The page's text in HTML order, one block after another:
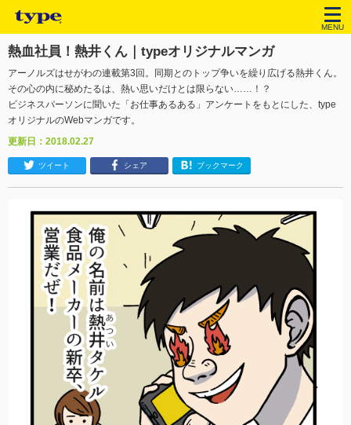
MENU
熱血社員！熱井くん｜typeオリジナルマンガ
アーノルズはせがわの連載第3回。同期とのトップ争いを繰り広げる熱井くん。
その心の内に秘めたるは、熱い思いだけとは限らない……！？
ビジネスパーソンに聞いた「お仕事あるある」アンケートをもとにした、type
オリジナルのWebマンガです。
更新日：2018.02.27
ツイート シェア ブックマーク